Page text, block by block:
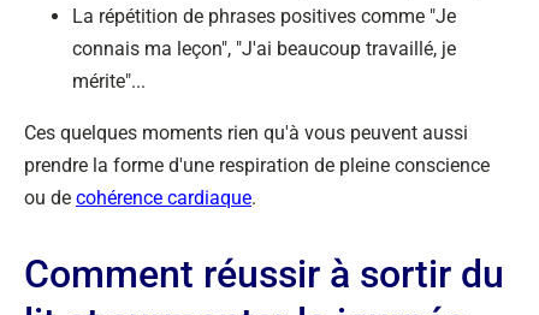
La répétition de phrases positives comme "Je
connais ma leçon", "J'ai beaucoup travaillé, je
mérite"...
Ces quelques moments rien qu'à vous peuvent aussi
prendre la forme d'une respiration de pleine conscience
ou de cohérence cardiaque.
Comment réussir à sortir du